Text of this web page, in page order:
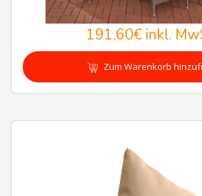
191,60€inkl.
Zum Warenkorb